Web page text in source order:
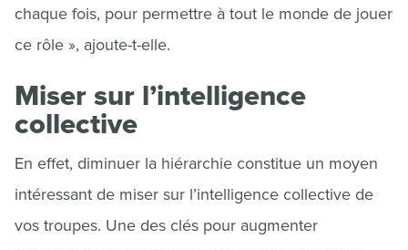
chaque fois, pour permettre à tout le monde de jouer
ce rôle », ajoute-t-elle.
Miser sur l’intelligence
collective
En effet, diminuer la hiérarchie constitue un moyen
intéressant de miser sur l’intelligence collective de
vos troupes. Une des clés pour augmenter